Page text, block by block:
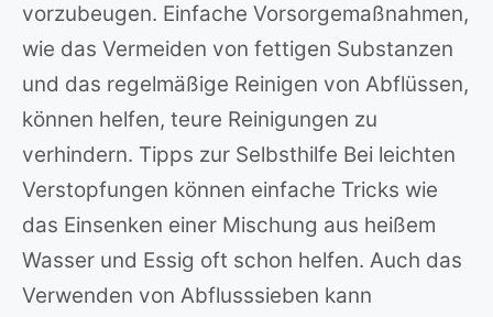
vorzubeugen. Einfache Vorsorgemaßnahmen,
wie das Vermeiden von fettigen Substanzen
und das regelmäßige Reinigen von Abflüssen,
können helfen, teure Reinigungen zu
verhindern. Tipps zur Selbsthilfe Bei leichten
Verstopfungen können einfache Tricks wie
das Einsenken einer Mischung aus heißem
Wasser und Essig oft schon helfen. Auch das
Verwenden von Abflusssieben kann